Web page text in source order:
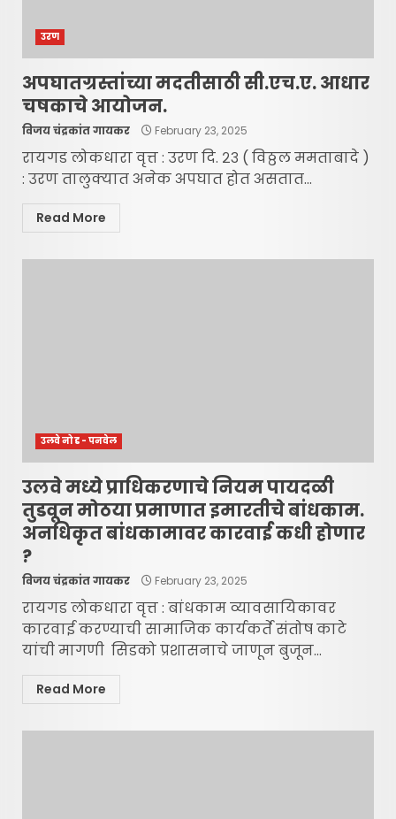
उरण
अपघातग्रस्तांच्या मदतीसाठी सी.एच.ए. आधार
चषकाचे आयोजन.
विजय चंद्रकांत गायकर February 23, 2025
रायगड लोकधारा वृत्त : उरण दि. २३ ( विठ्ठल ममताबादे )
: उरण तालुक्यात अनेक अपघात होत असतात...
Read More
उलवे नोड - पनवेल
उलवे मध्ये प्राधिकरणाचे नियम पायदळी
तुडवून मोठया प्रमाणात इमारतीचे बांधकाम.
अनधिकृत बांधकामावर कारवाई कधी होणार
?
विजय चंद्रकांत गायकर February 23, 2025
रायगड लोकधारा वृत्त : बांधकाम व्यावसायिकावर
कारवाई करण्याची सामाजिक कार्यकर्ते संतोष काटे
यांची मागणी सिडको प्रशासनाचे जाणून बुजून...
Read More